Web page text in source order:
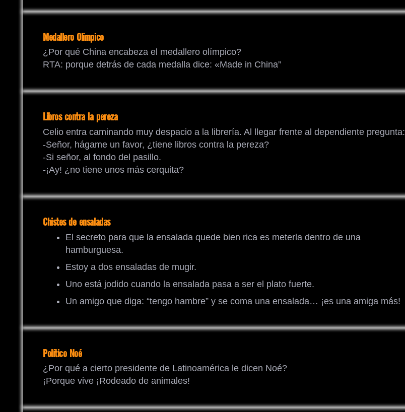
Medallero Olímpico
¿Por qué China encabeza el medallero olímpico?
RTA: porque detrás de cada medalla dice: «Made in China”
Libros contra la pereza
Celio entra caminando muy despacio a la librería. Al llegar frente al dependiente pregunta:
-Señor, hágame un favor, ¿tiene libros contra la pereza?
-Si señor, al fondo del pasillo.
-¡Ay! ¿no tiene unos más cerquita?
Chistes de ensaladas
El secreto para que la ensalada quede bien rica es meterla dentro de una
hamburguesa.
Estoy a dos ensaladas de mugir.
Uno está jodido cuando la ensalada pasa a ser el plato fuerte.
Un amigo que diga: “tengo hambre” y se coma una ensalada… ¡es una amiga más!
Político Noé
¿Por qué a cierto presidente de Latinoamérica le dicen Noé?
¡Porque vive ¡Rodeado de animales!